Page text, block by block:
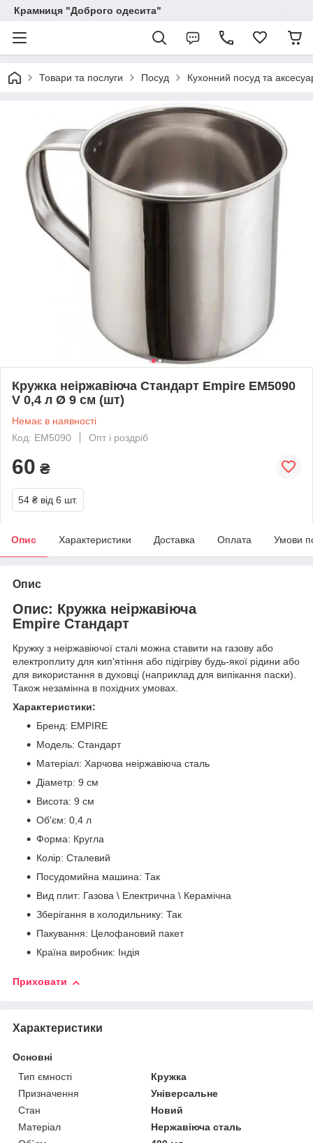
Крамниця "Доброго одесита"
Товари та послуги Посуд Кухонний посуд та
Кружка неіржавіюча Стандарт Empire EM5090
V 0,4 л Ø 9 см (шт)
Немає в наявності
Код: EM5090
Опт і роздріб
60 ₴
54 ₴ від 6 шт.
Опис Характеристики Доставка Оплата Умови
Опис
Опис: Кружка неіржавіюча
Empire Стандарт
Кружку з неіржавіючої сталі можна ставити на газову або
електроплиту для кип'ятіння або підігріву будь-якої рідини або
для використання в духовці (наприклад для випікання паски).
Також незамінна в похідних умовах.
Характеристики:
Бренд: EMPIRE
Модель: Стандарт
Матеріал: Харчова неіржавіюча сталь
Діаметр: 9 см
Висота: 9 см
Об'єм: 0,4 л
Форма: Кругла
Колір: Сталевий
Посудомийна машина: Так
Вид плит: Газова \ Електрична \ Керамічна
Зберігання в холодильнику: Так
Пакування: Целофановий пакет
Країна виробник: Індія
Приховати
Характеристики
Основні
Тип ємності
Кружка
Призначення
Універсальне
Стан
Новий
Матеріал
Нержавіюча сталь